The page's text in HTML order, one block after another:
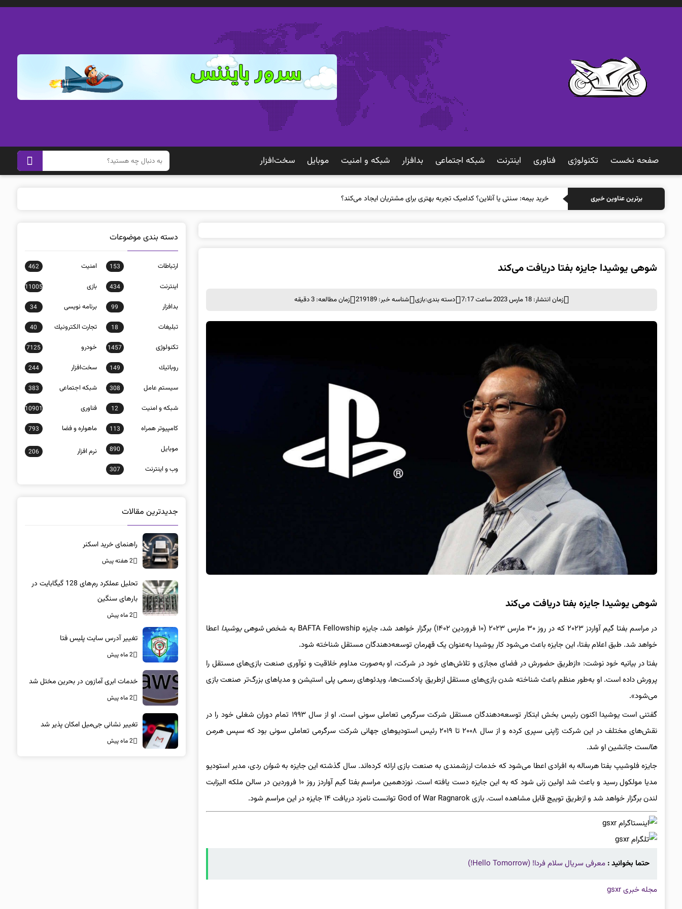
صفحه نخست تکنولوژی فناوری اينترنت شبكه اجتماعی بدافزار شبكه و امنيت موبايل سخت‌افزار
برترین عناوین خبری
شوهی یوشیدا جایزه بفتا دریافت می‌کند
زمان انتشار: 18 مارس 2023 ساعت 7:17 دسته بندی:بازی شناسه خبر: 219189 زمان مطالعه: 3 دقیقه
شوهی یوشیدا جایزه بفتا دریافت می‌کند
در مراسم بفتا گیم آواردز ۲۰۲۳ که در روز ۳۰ مارس ۲۰۲۳ (۱۰ فروردین ۱۴۰۲) برگزار خواهد شد، جایزه BAFTA Fellowship به شخص شوهی یوشیدا اعطا
خواهد شد. طبق اعلام بفتا، این جایزه باعث می‌شود کار یوشیدا به‌عنوان یک قهرمان توسعه‌دهندگان مستقل شناخته شود.
بفتا در بیانیه خود نوشت: «ازطریق حضورش در فضای مجازی و تلاش‌های خود در شرکت، او به‌صورت مداوم خلاقیت و نوآوری صنعت بازی‌های مستقل را
پرورش داده است. او به‌طور منظم باعث شناخته شدن بازی‌های مستقل ازطریق پادکست‌ها، ویدئوهای رسمی پلی استیشن و مدیاهای بزرگ‌تر صنعت بازی
می‌شود».
گفتنی است یوشیدا اکنون رئیس بخش ابتکار توسعه‌دهندگان مستقل شرکت سرگرمی تعاملی سونی است. او از سال ۱۹۹۳ تمام دوران شغلی خود را در
نقش‌های مختلف در این شرکت ژاپنی سپری کرده و از سال ۲۰۰۸ تا ۲۰۱۹ رئیس استودیوهای جهانی شرکت سرگرمی تعاملی سونی بود که سپس
هرمن
هالست جانشین او شد.
جایزه فلوشیپ بفتا هرساله به افرادی اعطا می‌شود که خدمات ارزشمندی به صنعت بازی ارائه کرده‌اند. سال گذشته این جایزه بهشوان ردی، مدیر استودیو
مدیا مولکول رسید و باعث شد اولین زنی شود که به این جایزه دست یافته است. نوزدهمین مراسم بفتا گیم آواردز روز ۱۰ فروردین در سالن ملکه الیزابت
لندن برگزار خواهد شد و ازطریق توییچ قابل مشاهده است. بازی God of War Ragnarok توانست نامزد دریافت ۱۴ جایزه در این مراسم شود.
حتما بخوانید : معرفی سریال سلام فردا! (Hello Tomorrow!)
مجله خبری gsxr
دسته بندی موضوعات
ارتباطات 153 امنيت 462
اينترنت 434 بازی 11005
بدافزار 99 برنامه نويسی 34
تبلیغات 18 تجارت الكترونيك 40
تکنولوژی 1457 خودرو 7125
روباتيك 149 سخت‌افزار 244
سيستم عامل 308 شبكه اجتماعی 383
شبكه و امنيت 12 فناوری 10901
كامپيوتر همراه 113 ماهواره و فضا 793
موبايل 890 نرم افزار 206
وب و اينترنت 307
جدیدترین مقالات
راهنمای خرید اسکنر
2 هفته پیش
تحلیل عملکرد رم‌های 128 گیگابایت در
بارهای سنگین
2 ماه پیش
تغییر آدرس سایت پلیس فتا
2 ماه پیش
خدمات ابری آمازون در بحرین مختل شد
2 ماه پیش
تغییر نشانی جی‌میل امکان پذیر شد
2 ماه پیش